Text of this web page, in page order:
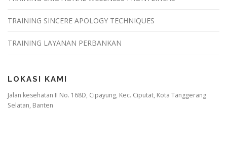
TRAINING SINCERE APOLOGY TECHNIQUES
TRAINING LAYANAN PERBANKAN
LOKASI KAMI
Jalan kesehatan II No. 168D, Cipayung, Kec. Ciputat, Kota Tanggerang
Selatan, Banten